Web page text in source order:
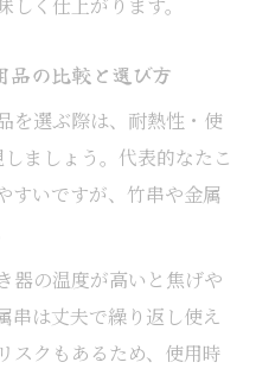
く仕上がります。
品の比較と選び方
を選ぶ際は、耐熱性・使
ましょう。代表的なたこ
すいですが、竹串や金属
器の温度が高いと焦げや
串は丈夫で繰り返し使え
スクもあるため、使用時